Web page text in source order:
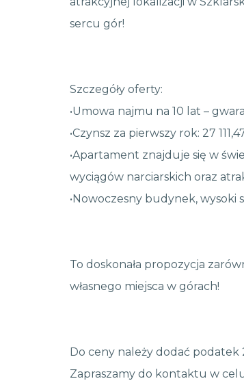
sercu gór!
Szczegóły oferty:
•Umowa najmu na 10 lat –
•Czynsz za pierwszy rok: 27
•Apartament znajduje się w
wyciągów narciarskich oraz
•Nowoczesny budynek, wysoki
To doskonała propozycja
własnego miejsca w górach!
Do ceny należy dodać podatek
Zapraszamy do kontaktu w